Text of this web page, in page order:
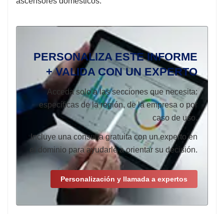
PERSONALIZA ESTE INFORME
+ VALIDA CON UN EXPERTO
Acceda solo a las secciones que necesita:
específicas de la región, de la empresa o por
caso de uso.
Incluye una consulta gratuita con un experto en
el dominio para ayudarle a orientar su decisión.
Personalización y llamada a expertos